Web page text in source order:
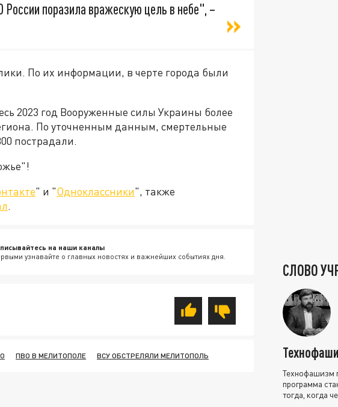
поразила вражескую цель в небе", –
По их информации, в черте города были
2023 год Вооруженные силы Украины более
По уточненным данным, смертельные
пострадали.
" и "Одноклассники", также
.
на наши каналы
узнавайте о главных новостях и важнейших событиях дня.
ПВО В МЕЛИТОПОЛЕ ВСУ ОБСТРЕЛЯЛИ МЕЛИТОПОЛЬ
СЛОВО
Технофашизм
программа
тогда, когда